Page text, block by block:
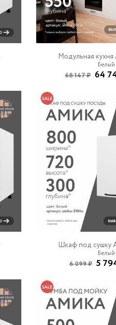
Модульная кухня
Белый
68 147 ₽ 64
Шкаф под сушку
Белый
6 099 ₽ 5